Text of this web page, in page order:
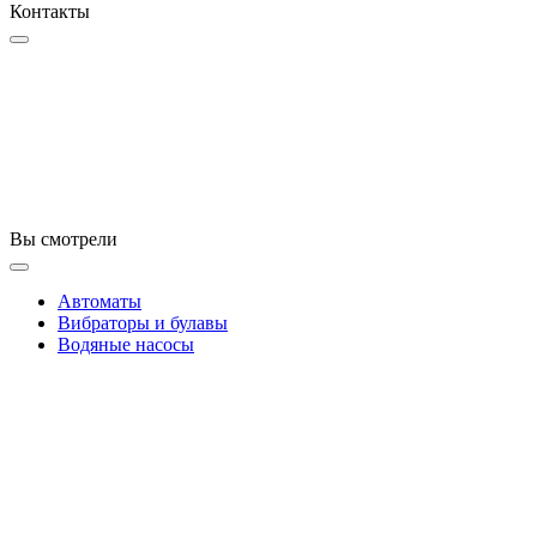
Контакты
Вы смотрели
Автоматы
Вибраторы и булавы
Водяные насосы